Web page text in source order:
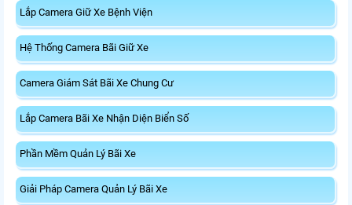
Lắp Camera Giữ Xe Bệnh Viện
Hệ Thống Camera Bãi Giữ Xe
Camera Giám Sát Bãi Xe Chung Cư
Lắp Camera Bãi Xe Nhận Diện Biển Số
Phần Mềm Quản Lý Bãi Xe
Giải Pháp Camera Quản Lý Bãi Xe